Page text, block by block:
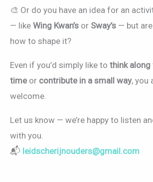
🎨 Or do you have an idea for an
— like Wing Kwan’s or Sway’s — but
how to shape it?
Even if you’d simply like to think
timeor contribute in a small way, you
welcome.
Let us know — we’re happy to listen
with you.
📬 leidscherijnouders@gmail.com